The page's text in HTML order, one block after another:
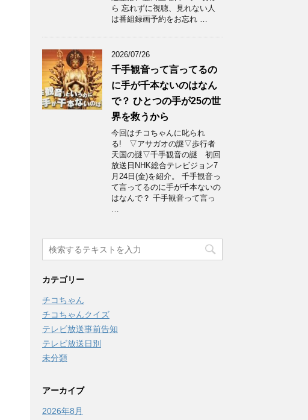
ら 忘れずに視聴、見れない人
は番組録画予約をお忘れ …
2026/07/26
千手観音って言ってるの
に手が千本ないのはなん
で？ ひとつの手が25の世
界を救うから
今回はチコちゃんに叱られ
る! ▽アサガオの謎▽歩行者
天国の謎▽千手観音の謎 初回
放送日NHK総合テレビジョン7
月24日(金)を紹介。 千手観音っ
て言ってるのに手が千本ないの
はなんで？ 千手観音って言っ
…
カテゴリー
チコちゃん
チコちゃんクイズ
テレビ放送事前告知
テレビ放送日別
未分類
アーカイブ
2026年8月